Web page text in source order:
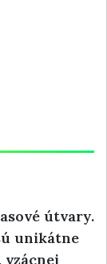
útvary.
unikátne
vzácnej